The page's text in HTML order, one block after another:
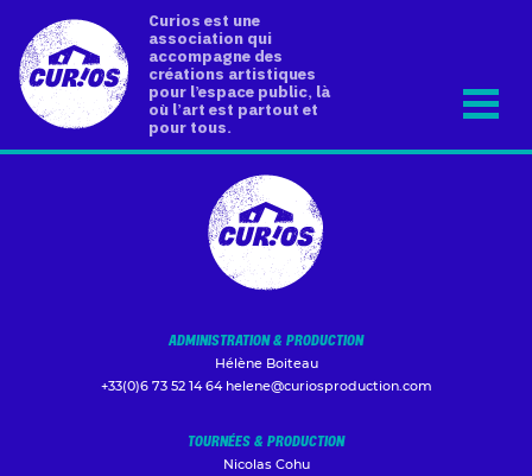
Curios est une
association qui
accompagne des
créations artistiques
pour l’espace public, là
où l’art est partout et
pour tous.
ADMINISTRATION & PRODUCTION
Hélène Boiteau
+33(0)6 73 52 14 64 helene@curiosproduction.com
TOURNÉES & PRODUCTION
Nicolas Cohu